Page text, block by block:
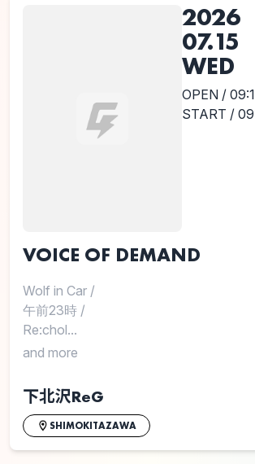
2026
07.15
WED
OPEN /
START /
VOICE OF DEMAND
Wolf in Car /
午前23時 /
Re:chol...
and more
下北沢ReG
SHIMOKITAZAWA